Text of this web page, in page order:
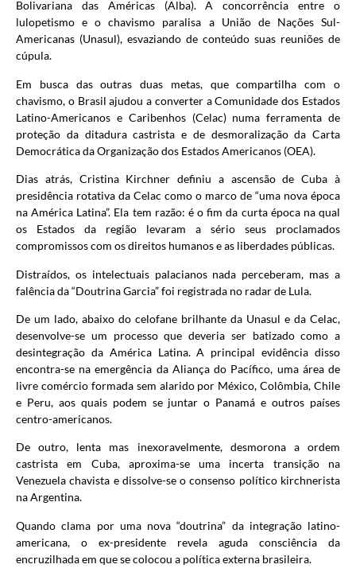
Bolivariana das Américas (Alba). A concorrência entre o
lulopetismo e o chavismo paralisa a União de Nações Sul-
Americanas (Unasul), esvaziando de conteúdo suas reuniões de
cúpula.
Em busca das outras duas metas, que compartilha com o
chavismo, o Brasil ajudou a converter a Comunidade dos Estados
Latino-Americanos e Caribenhos (Celac) numa ferramenta de
proteção da ditadura castrista e de desmoralização da Carta
Democrática da Organização dos Estados Americanos (OEA).
Dias atrás, Cristina Kirchner definiu a ascensão de Cuba à
presidência rotativa da Celac como o marco de “uma nova época
na América Latina”. Ela tem razão: é o fim da curta época na qual
os Estados da região levaram a sério seus proclamados
compromissos com os direitos humanos e as liberdades públicas.
Distraídos, os intelectuais palacianos nada perceberam, mas a
falência da “Doutrina Garcia” foi registrada no radar de Lula.
De um lado, abaixo do celofane brilhante da Unasul e da Celac,
desenvolve-se um processo que deveria ser batizado como a
desintegração da América Latina. A principal evidência disso
encontra-se na emergência da Aliança do Pacífico, uma área de
livre comércio formada sem alarido por México, Colômbia, Chile
e Peru, aos quais podem se juntar o Panamá e outros países
centro-americanos.
De outro, lenta mas inexoravelmente, desmorona a ordem
castrista em Cuba, aproxima-se uma incerta transição na
Venezuela chavista e dissolve-se o consenso político kirchnerista
na Argentina.
Quando clama por uma nova “doutrina” da integração latino-
americana, o ex-presidente revela aguda consciência da
encruzilhada em que se colocou a política externa brasileira.